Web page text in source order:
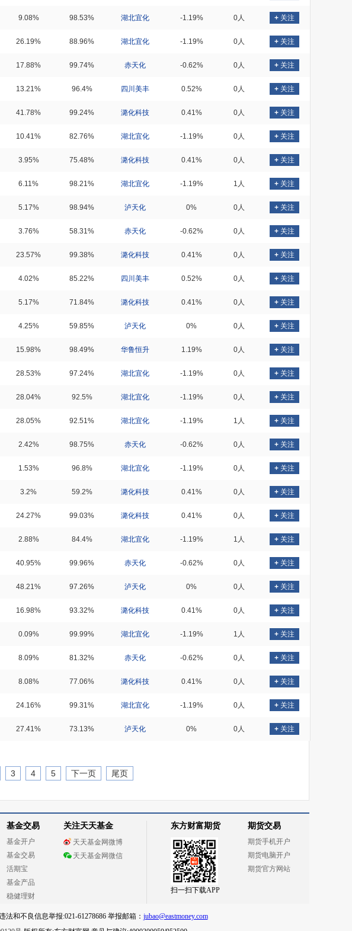
9.08% 98.53% 湖北宜化 -1.19% 0人 + 关注
26.19% 88.96% 湖北宜化 -1.19% 0人 + 关注
17.88% 99.74% 赤天化 -0.62% 0人 + 关注
13.21% 96.4% 四川美丰 0.52% 0人 + 关注
41.78% 99.24% 潞化科技 0.41% 0人 + 关注
10.41% 82.76% 湖北宜化 -1.19% 0人 + 关注
3.95% 75.48% 潞化科技 0.41% 0人 + 关注
6.11% 98.21% 湖北宜化 -1.19% 1人 + 关注
5.17% 98.94% 泸天化 0% 0人 + 关注
3.76% 58.31% 赤天化 -0.62% 0人 + 关注
23.57% 99.38% 潞化科技 0.41% 0人 + 关注
4.02% 85.22% 四川美丰 0.52% 0人 + 关注
5.17% 71.84% 潞化科技 0.41% 0人 + 关注
4.25% 59.85% 泸天化 0% 0人 + 关注
15.98% 98.49% 华鲁恒升 1.19% 0人 + 关注
28.53% 97.24% 湖北宜化 -1.19% 0人 + 关注
28.04% 92.5% 湖北宜化 -1.19% 0人 + 关注
28.05% 92.51% 湖北宜化 -1.19% 1人 + 关注
2.42% 98.75% 赤天化 -0.62% 0人 + 关注
1.53% 96.8% 湖北宜化 -1.19% 0人 + 关注
3.2% 59.2% 潞化科技 0.41% 0人 + 关注
24.27% 99.03% 潞化科技 0.41% 0人 + 关注
2.88% 84.4% 湖北宜化 -1.19% 1人 + 关注
40.95% 99.96% 赤天化 -0.62% 0人 + 关注
48.21% 97.26% 泸天化 0% 0人 + 关注
16.98% 93.32% 潞化科技 0.41% 0人 + 关注
0.09% 99.99% 湖北宜化 -1.19% 1人 + 关注
8.09% 81.32% 赤天化 -0.62% 0人 + 关注
8.08% 77.06% 潞化科技 0.41% 0人 + 关注
24.16% 99.31% 湖北宜化 -1.19% 0人 + 关注
27.41% 73.13% 泸天化 0% 0人 + 关注
3 4 5 下一页 尾页